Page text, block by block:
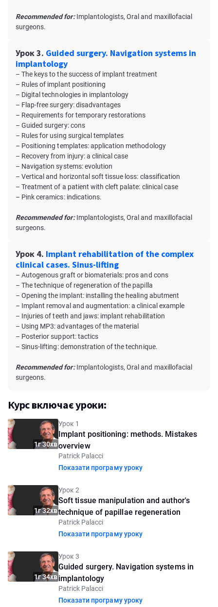
Recommended for:Implantologists, Oral and maxillofacial
surgeons.
Урок 3. Guided surgery. Navigation systems in
implantology
– The keys to the success of implant treatment
– Rules of implant positioning
– Digital technologies in implantology
– Flap-free surgery: disadvantages
– Requirements for temporary restorations
– Guided surgery: cons
– Rules for using surgical templates
– Positioning templates: application methodology
– Recovery from injury: a clinical case
– Navigation systems: evolution
– Vertical and horizontal soft tissue loss: classification
– Treatment of a patient with cleft palate: clinical case
– Pink ceramics: indications.
Recommended for:Implantologists, Oral and maxillofacial
surgeons.
Урок 4. Implant rehabilitation of the complex
clinical cases. Sinus-lifting
– Autogenous graft or biomaterials: pros and cons
– The technique of regeneration of the papilla
– Opening the implant: installing the healing abutment
– Implant removal and augmentation: a clinical example
– Injuries of teeth and jaws: implant rehabilitation
– Using MP3: advantages of the material
– Posterior support: tactics
– Sinus-lifting: demonstration of the technique.
Recommended for:Implantologists, Oral and maxillofacial
surgeons.
Курс включає уроки:
1г 30хв
Урок 1
Implant positioning: methods. Mistakes
overview
Patrick Palacci
Показати програму уроку
1г 32хв
Урок 2
Soft tissue manipulation and author's
technique of papillae regeneration
Patrick Palacci
Показати програму уроку
1г 34хв
Урок 3
Guided surgery. Navigation systems in
implantology
Patrick Palacci
Показати програму уроку